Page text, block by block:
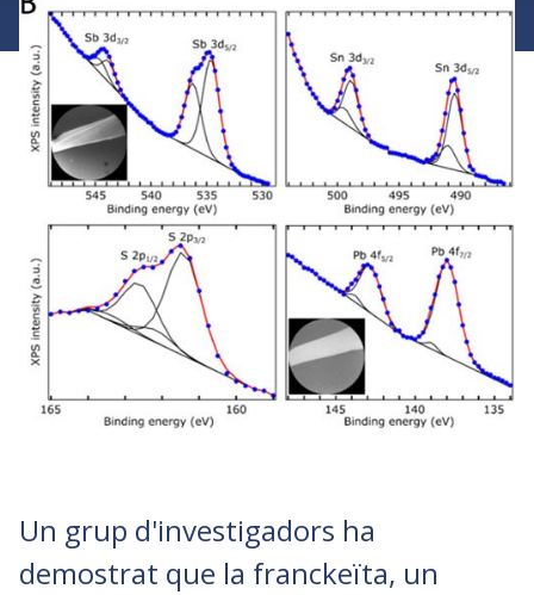
Un grup d'investigadors ha
demostrat que la franckeïta, un